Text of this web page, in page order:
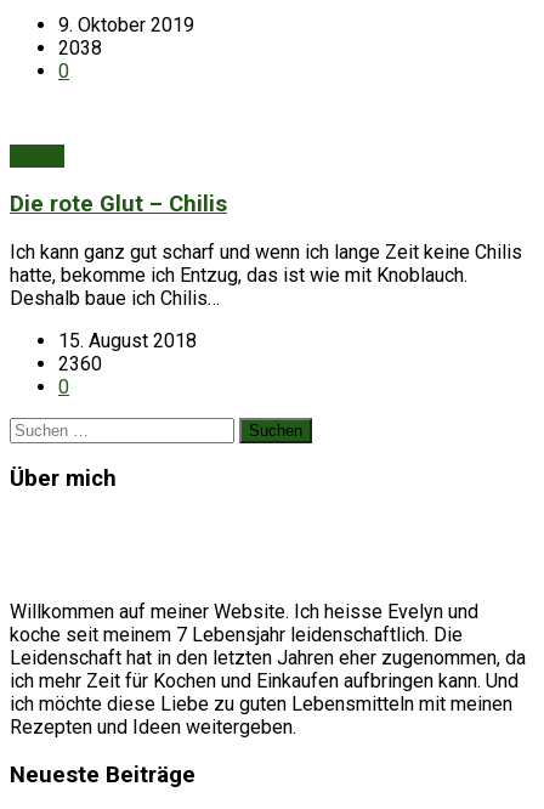
9. Oktober 2019
2038
0
Die rote Glut – Chilis
Ich kann ganz gut scharf und wenn ich lange Zeit keine Chilis
hatte, bekomme ich Entzug, das ist wie mit Knoblauch.
Deshalb baue ich Chilis…
15. August 2018
2360
0
Suchen
nach:
Über mich
Willkommen auf meiner Website. Ich heisse Evelyn und
koche seit meinem 7 Lebensjahr leidenschaftlich. Die
Leidenschaft hat in den letzten Jahren eher zugenommen, da
ich mehr Zeit für Kochen und Einkaufen aufbringen kann. Und
ich möchte diese Liebe zu guten Lebensmitteln mit meinen
Rezepten und Ideen weitergeben.
Neueste Beiträge